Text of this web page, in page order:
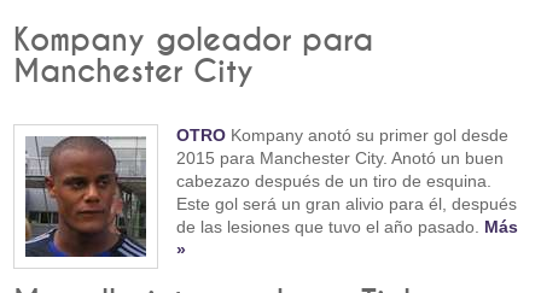
Kompany goleador para
Manchester City
OTRO Kompany anotó su primer gol desde
2015 para Manchester City. Anotó un buen
cabezazo después de un tiro de esquina.
Este gol será un gran alivio para él, después
de las lesiones que tuvo el año pasado. Más
»